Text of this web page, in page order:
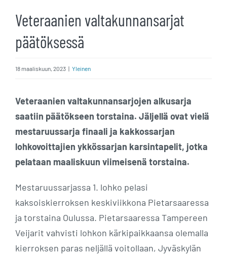
Veteraanien valtakunnansarjat
päätöksessä
18 maaliskuun, 2023 | Yleinen
Veteraanien valtakunnansarjojen alkusarja
saatiin päätökseen torstaina. Jäljellä ovat vielä
mestaruussarja finaali ja kakkossarjan
lohkovoittajien ykkössarjan karsintapelit, jotka
pelataan maaliskuun viimeisenä torstaina.
Mestaruussarjassa 1. lohko pelasi
kaksoiskierroksen keskiviikkona Pietarsaaressa
ja torstaina Oulussa. Pietarsaaressa Tampereen
Veijarit vahvisti lohkon kärkipaikkaansa olemalla
kierroksen paras neljällä voitollaan, Jyväskylän